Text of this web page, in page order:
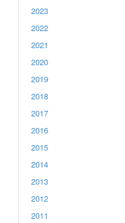
2023
2022
2021
2020
2019
2018
2017
2016
2015
2014
2013
2012
2011